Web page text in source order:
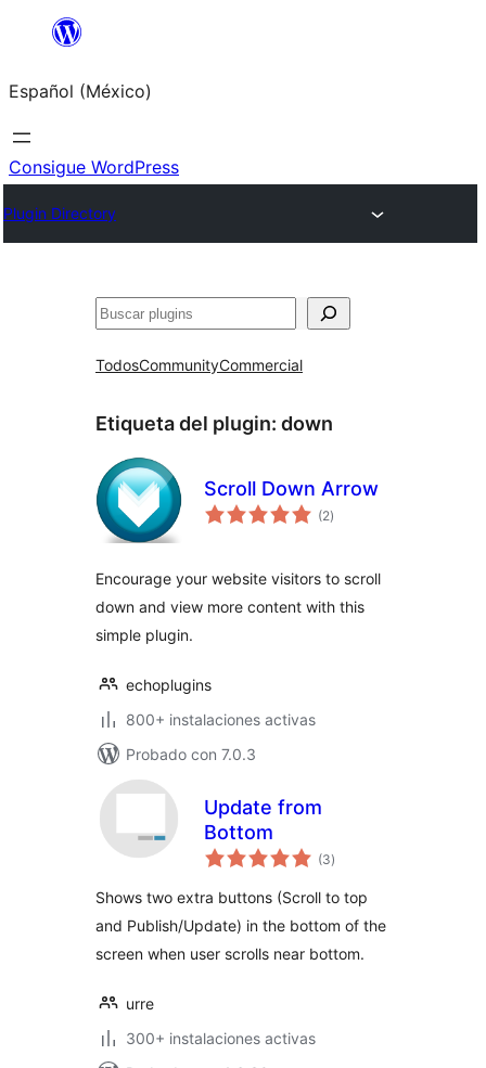
Saltar
contenido
Español (México)
Consigue WordPress
Plugin Directory
Buscar
TodosCommunityCommercial
Etiqueta del plugin: down
Scroll Down Arrow
(2total
de
)
Encourage your website visitors to scroll
down and view more content with this
simple plugin.
echoplugins
800+ instalaciones activas
Probado con 7.0.3
Update from
Bottom
(3total
de
)
Shows two extra buttons (Scroll to top
and Publish/Update) in the bottom of the
screen when user scrolls near bottom.
urre
300+ instalaciones activas